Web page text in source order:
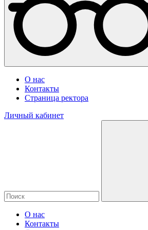
О нас
Контакты
Страница ректора
Личный кабинет
О нас
Контакты